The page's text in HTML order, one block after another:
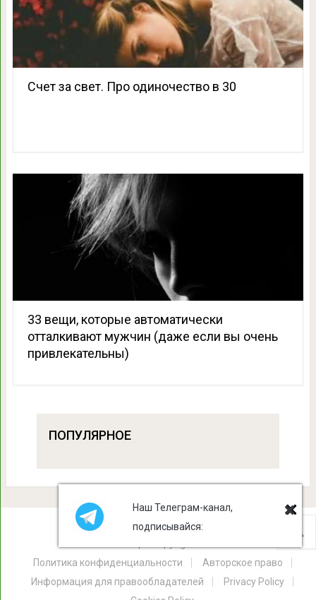
Счет за свет. Про одиночество в 30
33 вещи, которые автоматически
отталкивают мужчин (даже если вы очень
привлекательны)
ПОПУЛЯРНОЕ
Политика конфиденциальности
Авторское право
Информация для правообладателей
Privacy Policy
Наш Телеграм-канал,
подписывайся: